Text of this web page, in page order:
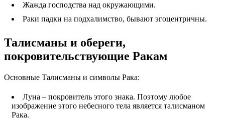
Жажда господства над окружающими.
Раки падки на подхалимство, бывают эгоцентричны.
Талисманы и обереги,
покровительствующие Ракам
Основные Талисманы и символы Рака:
Луна – покровитель этого знака. Поэтому любое
изображение этого небесного тела является талисманом
Рака.